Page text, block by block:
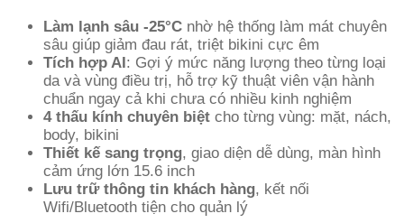
Làm lạnh sâu -25°C nhờ hệ thống làm mát chuyên
sâu giúp giảm đau rát, triệt bikini cực êm
Tích hợp AI: Gợi ý mức năng lượng theo từng loại
da và vùng điều trị, hỗ trợ kỹ thuật viên vận hành
chuẩn ngay cả khi chưa có nhiều kinh nghiệm
4 thấu kính chuyên biệt cho từng vùng: mặt, nách,
body, bikini
Thiết kế sang trọng, giao diện dễ dùng, màn hình
cảm ứng lớn 15.6 inch
Lưu trữ thông tin khách hàng, kết nối
Wifi/Bluetooth tiện cho quản lý